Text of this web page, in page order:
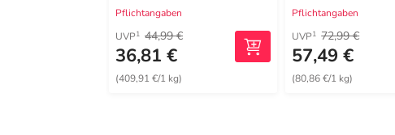
Pflichtangaben
UVP1 44,99 €
36,81 €
(409,91 €/1 kg)
Pflichtangaben
UVP1 72,99 €
57,49 €
(80,86 €/1 kg)